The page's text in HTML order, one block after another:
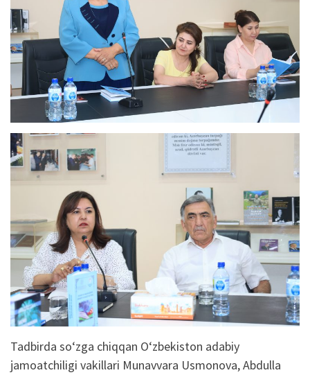
Tadbirda so‘zga chiqqan O‘zbekiston adabiy
jamoatchiligi vakillari Munavvara Usmonova, Abdulla